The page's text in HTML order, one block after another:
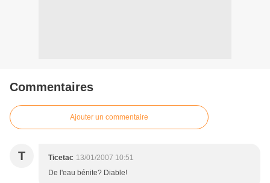
Commentaires
Ajouter un commentaire
T Ticetac 13/01/2007 10:51
De l'eau bénite? Diable!